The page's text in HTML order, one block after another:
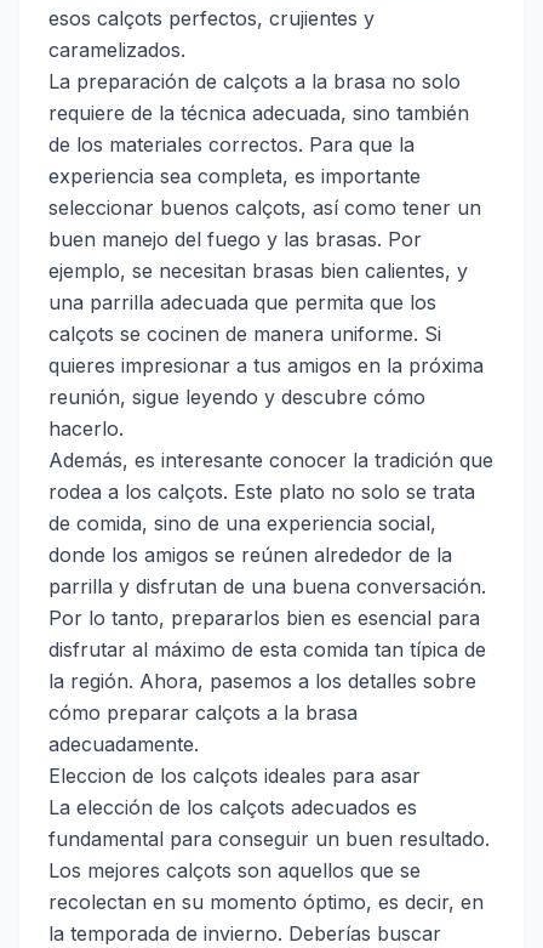
esos calçots perfectos, crujientes y
caramelizados.
La preparación de calçots a la brasa no solo
requiere de la técnica adecuada, sino también
de los materiales correctos. Para que la
experiencia sea completa, es importante
seleccionar buenos calçots, así como tener un
buen manejo del fuego y las brasas. Por
ejemplo, se necesitan brasas bien calientes, y
una parrilla adecuada que permita que los
calçots se cocinen de manera uniforme. Si
quieres impresionar a tus amigos en la próxima
reunión, sigue leyendo y descubre cómo
hacerlo.
Además, es interesante conocer la tradición que
rodea a los calçots. Este plato no solo se trata
de comida, sino de una experiencia social,
donde los amigos se reúnen alrededor de la
parrilla y disfrutan de una buena conversación.
Por lo tanto, prepararlos bien es esencial para
disfrutar al máximo de esta comida tan típica de
la región. Ahora, pasemos a los detalles sobre
cómo preparar calçots a la brasa
adecuadamente.
Eleccion de los calçots ideales para asar
La elección de los calçots adecuados es
fundamental para conseguir un buen resultado.
Los mejores calçots son aquellos que se
recolectan en su momento óptimo, es decir, en
la temporada de invierno. Deberías buscar